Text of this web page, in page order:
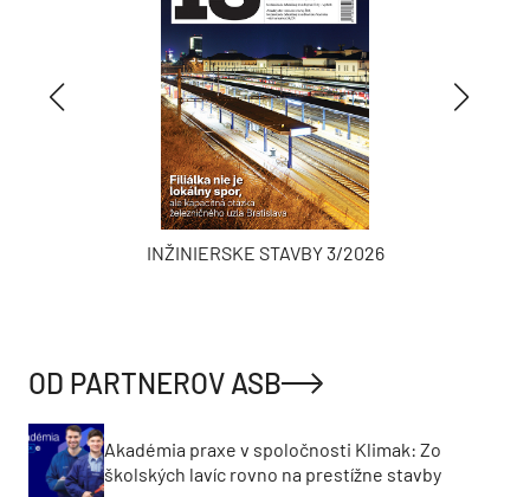
INŽINIERSKE STAVBY 3/2026
OD PARTNEROV ASB
Akadémia praxe v spoločnosti Klimak: Zo
školských lavíc rovno na prestížne stavby